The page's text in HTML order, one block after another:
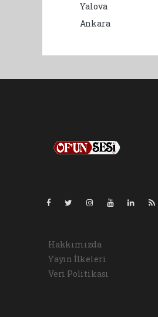
Yalova
Ankara
Hakkımızda
Yayın İlkeleri
Veri Politikası